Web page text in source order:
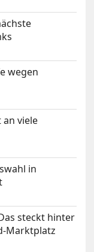
wegen
an viele
in
steckt hinter
Marktplatz